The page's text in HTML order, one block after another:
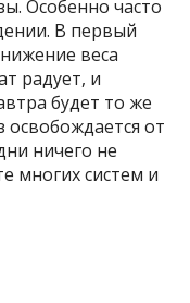
Особенно часто
В первый
веса
радует, и
будет то же
от
ничего не
многих систем и